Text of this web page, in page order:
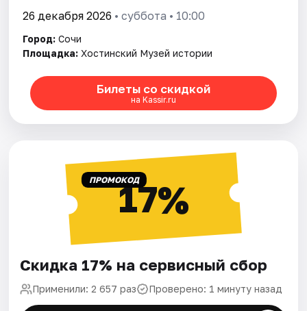
26 декабря 2026 • суббота • 10:00
Город: Сочи
Площадка: Хостинский Музей истории
Билеты со скидкой
на Kassir.ru
ПРОМОКОД17%
Скидка 17% на сервисный сбор
Применили: 2 657 раз Проверено: 1 минуту назад